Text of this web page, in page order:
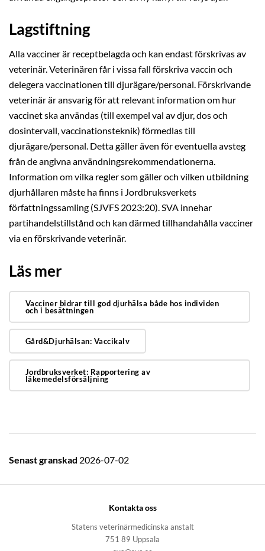
Lagstiftning
Alla vacciner är receptbelagda och kan endast förskrivas av
veterinär. Veterinären får i vissa fall förskriva vaccin och
delegera vaccinationen till djurägare/personal. Förskrivande
veterinär är ansvarig för att relevant information om hur
vaccinet ska användas (till exempel val av djur, dos och
dosintervall, vaccinationsteknik) förmedlas till
djurägare/personal. Detta gäller även för eventuella avsteg
från de angivna användningsrekommendationerna.
Information om vilka regler som gäller och vilken utbildning
djurhållaren måste ha finns i Jordbruksverkets
författningssamling (SJVFS 2023:20). SVA innehar
partihandelstillstånd och kan därmed tillhandahålla vacciner
via en förskrivande veterinär.
Läs mer
Vacciner bidrar till god djurhälsa både hos individen
och i besättningen
Gård&Djurhälsan: Vaccikalv
Jordbruksverket: Rapportering av
läkemedelsförsäljning
Senast granskad 2026-07-02
Kontakta oss
Statens veterinärmedicinska anstalt
751 89 Uppsala